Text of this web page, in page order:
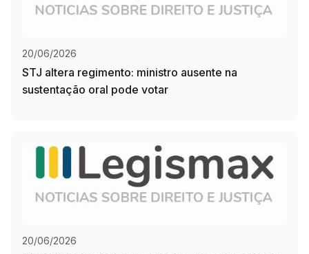
20/06/2026
STJ altera regimento: ministro ausente na
sustentação oral pode votar
20/06/2026